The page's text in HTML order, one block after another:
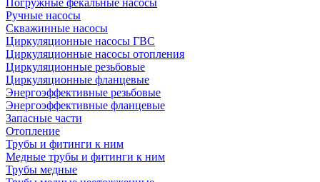
Ручные насосы
Скважинные насосы
Циркуляционные насосы ГВС
Циркуляционные насосы отопления
Циркуляционные резьбовые
Циркуляционные фланцевые
Энергоэффективные резьбовые
Энергоэффективные фланцевые
Запасные части
Отопление
Трубы и фитинги к ним
Медные трубы и фитинги к ним
Трубы медные